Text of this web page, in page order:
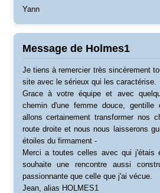
Yann
Message de Holmes1
Je tiens à remercier très sincèrement
site avec le sérieux qui les caractérise.
Grace à votre équipe et avec
chemin d'une femme douce, gentille
allons certainement transformer nos
route droite et nous nous laisserons
étoiles du firmament -
Merci a toutes celles avec qui j'étais
souhaite une rencontre aussi
passionnante que celle que j'ai vécue.
Jean, alias HOLMES1